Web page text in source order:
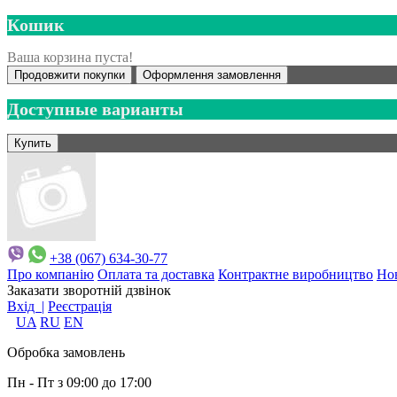
Кошик
Ваша корзина пуста!
Продовжити покупки Оформлення замовлення
Доступные варианты
+38 (067) 634-30-77
Про компанію Оплата та доставка Контрактне виробництво
Заказати зворотній дзвінок
Вхід | Реєстрація
UA RU EN
Обробка замовлень
Пн - Пт з 09:00 до 17:00